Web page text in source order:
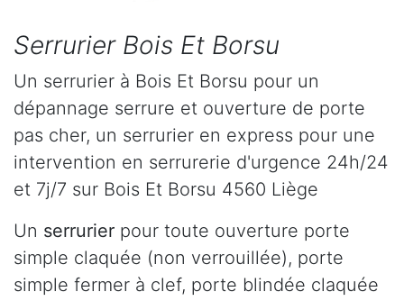
Serrurier Bois Et Borsu
Un serrurier à Bois Et Borsu pour un
dépannage serrure et ouverture de porte
pas cher, un serrurier en express pour une
intervention en serrurerie d'urgence 24h/24
et 7j/7 sur Bois Et Borsu 4560 Liège
Un serrurier pour toute ouverture porte
simple claquée (non verrouillée), porte
simple fermer à clef, porte blindée claquée